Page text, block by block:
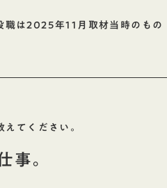
は2025年11月取材当時のもの
てください。
事。